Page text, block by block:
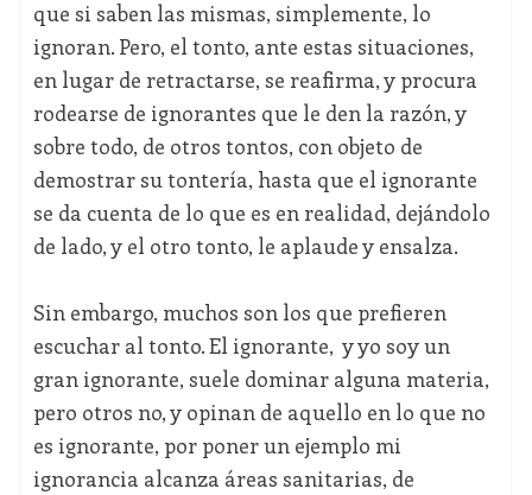
que si saben las mismas, simplemente, lo
ignoran. Pero, el tonto, ante estas situaciones,
en lugar de retractarse, se reafirma, y procura
rodearse de ignorantes que le den la razón, y
sobre todo, de otros tontos, con objeto de
demostrar su tontería, hasta que el ignorante
se da cuenta de lo que es en realidad, dejándolo
de lado, y el otro tonto, le aplaude y ensalza.
Sin embargo, muchos son los que prefieren
escuchar al tonto. El ignorante, y yo soy un
gran ignorante, suele dominar alguna materia,
pero otros no, y opinan de aquello en lo que no
es ignorante, por poner un ejemplo mi
ignorancia alcanza áreas sanitarias, de